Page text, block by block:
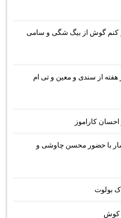
کنم گوش از بیگ شگی و سامی
هفته از سندی و معین و تی ام
کاراموز
زلزله 5 از دی جی یاشار با حضور محسن چاوشی و